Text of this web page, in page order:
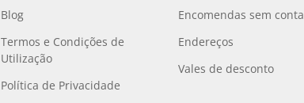
Blog
Termos e Condições de
Utilização
Política de Privacidade
Encomendas sem conta
Endereços
Vales de desconto